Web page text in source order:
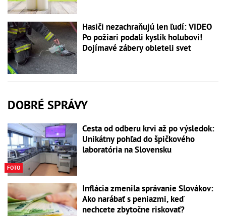
Hasiči nezachraňujú len ľudí: VIDEO
Po požiari podali kyslík holubovi!
Dojímavé zábery obleteli svet
DOBRÉ SPRÁVY
FOTO
Cesta od odberu krvi až po výsledok:
Unikátny pohľad do špičkového
laboratória na Slovensku
Inflácia zmenila správanie Slovákov:
Ako narábať s peniazmi, keď
nechcete zbytočne riskovať?